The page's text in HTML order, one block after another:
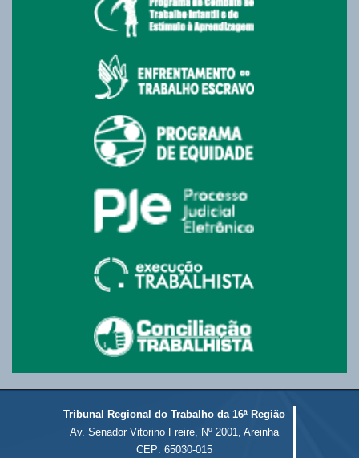
Tribunal Regional do Trabalho da 16ª Região
Av. Senador Vitorino Freire, Nº 2001, Areinha
CEP: 65030-015